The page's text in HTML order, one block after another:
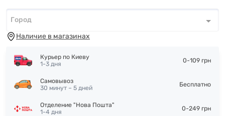
Город*
Город
Наличие в магазинах
Курьер по Киеву
1-3 дня
0-109 грн
Самовывоз
30 минут – 5 дней
Бесплатно
Отделение "Нова Пошта"
1-4 дня
0-249 грн